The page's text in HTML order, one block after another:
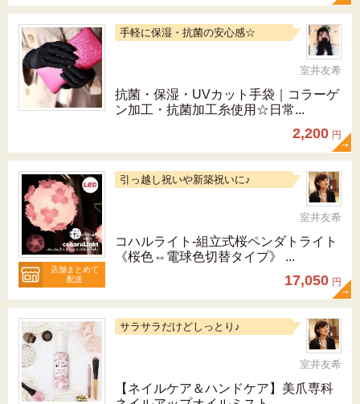
手軽に保湿・抗菌の安心感☆
室井友希
抗菌・保湿・UVカット手袋｜コラーゲ
ン加工・抗菌加工糸使用☆日常...
2,200 円
店舗まとめて
配送
引っ越し祝いや新築祝いに♪
室井友希
コハルライト‐組立式桜ペンダトライト
《桜色⇔電球色切替タイプ》 ...
17,050 円
サラサラだけどしっとり♪
室井友希
【ネイルケア＆ハンドケア】美爪専科